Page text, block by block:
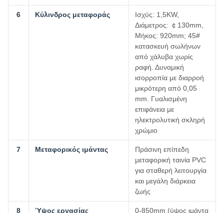
6 Κύλινδρος μεταφοράς
Ισχύς: 1,5KW,
Διάμετρος: ￠130mm,
Μήκος: 920mm; 45#
κατασκευή σωλήνων
από χάλυβα χωρίς
ραφή. Δυναμική
ισορροπία με διαρροή
μικρότερη από 0,05
mm. Γυαλισμένη
επιφάνεια με
ηλεκτρολυτική σκληρή
χρώμιο
7 Μεταφορικός ιμάντας
Πράσινη επίπεδη
μεταφορική ταινία PVC
για σταθερή λειτουργία
και μεγάλη διάρκεια
ζωής
8 Ύψος εργασίας
0-850mm (ύψος ιμάντα